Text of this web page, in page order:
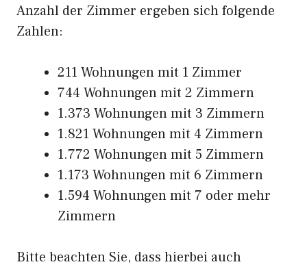
Anzahl der Zimmer ergeben sich folgende
Zahlen:
211 Wohnungen mit 1 Zimmer
744 Wohnungen mit 2 Zimmern
1.373 Wohnungen mit 3 Zimmern
1.821 Wohnungen mit 4 Zimmern
1.772 Wohnungen mit 5 Zimmern
1.173 Wohnungen mit 6 Zimmern
1.594 Wohnungen mit 7 oder mehr
Zimmern
Bitte beachten Sie, dass hierbei auch